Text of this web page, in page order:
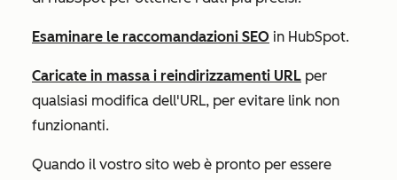
Esaminare le raccomandazioni SEO in HubSpot.
Caricate in massa i reindirizzamenti URL per
qualsiasi modifica dell'URL, per evitare link non
funzionanti.
Quando il vostro sito web è pronto per essere